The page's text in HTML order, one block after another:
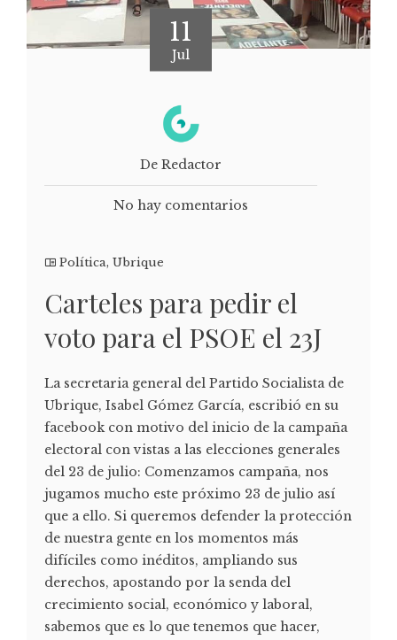
11
Jul
De Redactor
No hay comentarios
Política, Ubrique
Carteles para pedir el
voto para el PSOE el 23J
La secretaria general del Partido Socialista de
Ubrique, Isabel Gómez García, escribió en su
facebook con motivo del inicio de la campaña
electoral con vistas a las elecciones generales
del 23 de julio: Comenzamos campaña, nos
jugamos mucho este próximo 23 de julio así
que a ello. Si queremos defender la protección
de nuestra gente en los momentos más
difíciles como inéditos, ampliando sus
derechos, apostando por la senda del
crecimiento social, económico y laboral,
sabemos que es lo que tenemos que hacer,